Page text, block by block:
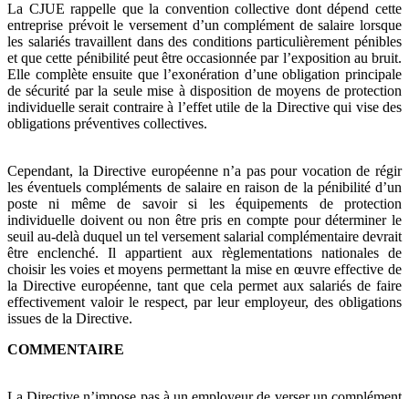
La CJUE rappelle que la convention collective dont dépend cette
entreprise prévoit le versement d’un complément de salaire lorsque
les salariés travaillent dans des conditions particulièrement pénibles
et que cette pénibilité peut être occasionnée par l’exposition au bruit.
Elle complète ensuite que l’exonération d’une obligation principale
de sécurité par la seule mise à disposition de moyens de protection
individuelle serait contraire à l’effet utile de la Directive qui vise des
obligations préventives collectives.
Cependant, la Directive européenne n’a pas pour vocation de régir
les éventuels compléments de salaire en raison de la pénibilité d’un
poste ni même de savoir si les équipements de protection
individuelle doivent ou non être pris en compte pour déterminer le
seuil au-delà duquel un tel versement salarial complémentaire devrait
être enclenché. Il appartient aux règlementations nationales de
choisir les voies et moyens permettant la mise en œuvre effective de
la Directive européenne, tant que cela permet aux salariés de faire
effectivement valoir le respect, par leur employeur, des obligations
issues de la Directive.
COMMENTAIRE